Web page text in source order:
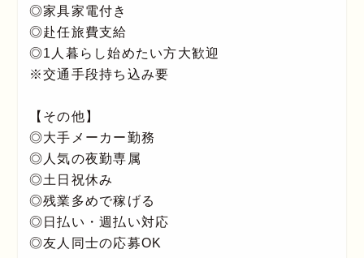
◎家具家電付き
◎赴任旅費支給
◎1人暮らし始めたい方大歓迎
※交通手段持ち込み要
【その他】
◎大手メーカー勤務
◎人気の夜勤専属
◎土日祝休み
◎残業多めで稼げる
◎日払い・週払い対応
◎友人同士の応募OK